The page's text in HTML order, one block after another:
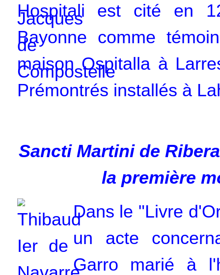
Hospitali est cité en
Bayonne comme
maison Ospitalla à
Prémontrés installés à
Sancti Martini de
la première
Dans le "Livre
un acte
Garro marié à